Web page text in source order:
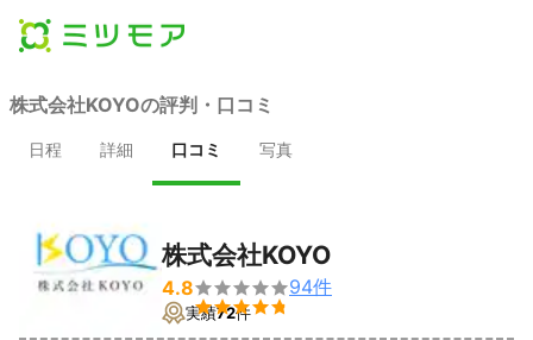
株式会社KOYOの評判・口コミ
日程 詳細 口コミ 写真
株式会社KOYO
4.8

94件
実績72件